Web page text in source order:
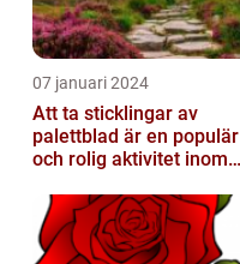
07 januari 2024
Att ta sticklingar av
palettblad är en populär
och rolig aktivitet inom